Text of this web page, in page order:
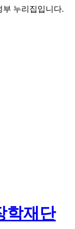
부 누리집입니다.